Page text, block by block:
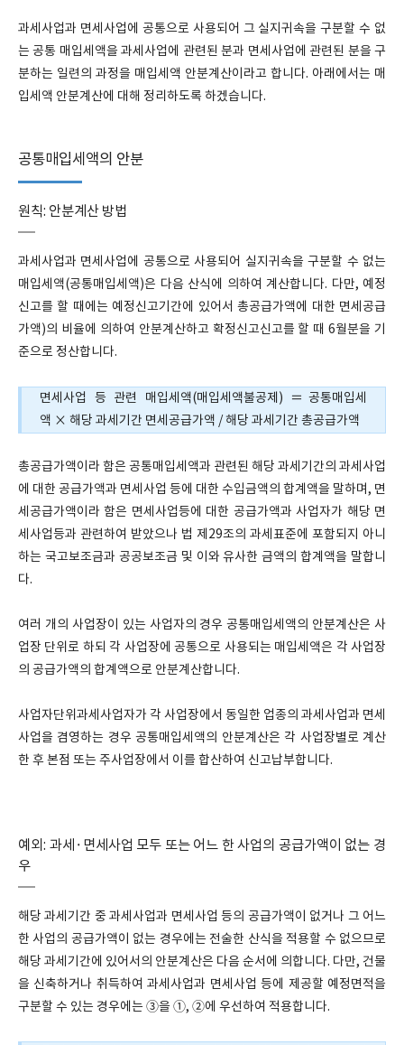
과세사업과 면세사업에 공통으로 사용되어 그 실지귀속을 구분할 수 없
는 공통 매입세액을 과세사업에 관련된 분과 면세사업에 관련된 분을 구
분하는 일련의 과정을 매입세액 안분계산이라고 합니다. 아래에서는 매
입세액 안분계산에 대해 정리하도록 하겠습니다.
공통매입세액의 안분
원칙: 안분계산 방법
과세사업과 면세사업에 공통으로 사용되어 실지귀속을 구분할 수 없는
매입세액(공통매입세액)은 다음 산식에 의하여 계산합니다. 다만, 예정
신고를 할 때에는 예정신고기간에 있어서 총공급가액에 대한 면세공급
가액)의 비율에 의하여 안분계산하고 확정신고신고를 할 때 6월분을 기
준으로 정산합니다.
면세사업 등 관련 매입세액(매입세액불공제) ＝공통매입세
액 × 해당 과세기간 면세공급가액 / 해당 과세기간 총공급가액
총공급가액이라 함은 공통매입세액과 관련된 해당 과세기간의 과세사업
에 대한 공급가액과 면세사업 등에 대한 수입금액의 합계액을 말하며, 면
세공급가액이라 함은 면세사업등에 대한 공급가액과 사업자가 해당 면
세사업등과 관련하여 받았으나 법 제29조의 과세표준에 포함되지 아니
하는 국고보조금과 공공보조금 및 이와 유사한 금액의 합계액을 말합니
다.
여러 개의 사업장이 있는 사업자의 경우 공통매입세액의 안분계산은 사
업장 단위로 하되 각 사업장에 공통으로 사용되는 매입세액은 각 사업장
의 공급가액의 합계액으로 안분계산합니다.
사업자단위과세사업자가 각 사업장에서 동일한 업종의 과세사업과 면세
사업을 겸영하는 경우 공통매입세액의 안분계산은 각 사업장별로 계산
한 후 본점 또는 주사업장에서 이를 합산하여 신고납부합니다.
예외: 과세·면세사업 모두 또는 어느 한 사업의 공급가액이 없는 경
우
해당 과세기간 중 과세사업과 면세사업 등의 공급가액이 없거나 그 어느
한 사업의 공급가액이 없는 경우에는 전술한 산식을 적용할 수 없으므로
해당 과세기간에 있어서의 안분계산은 다음 순서에 의합니다. 다만, 건물
을 신축하거나 취득하여 과세사업과 면세사업 등에 제공할 예정면적을
구분할 수 있는 경우에는 ③을 ①, ②에 우선하여 적용합니다.